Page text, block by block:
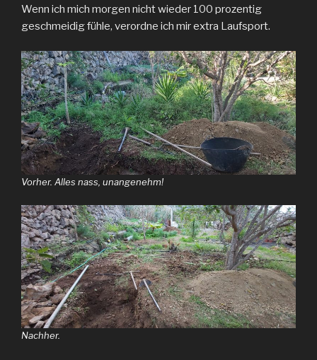
Wenn ich mich morgen nicht wieder 100 prozentig
geschmeidig fühle, verordne ich mir extra Laufsport.
Vorher. Alles nass, unangenehm!
Nachher.